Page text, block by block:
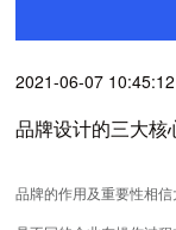
2021-06-07 10:45:12
品牌设计的三大核
品牌的作用及重要性相